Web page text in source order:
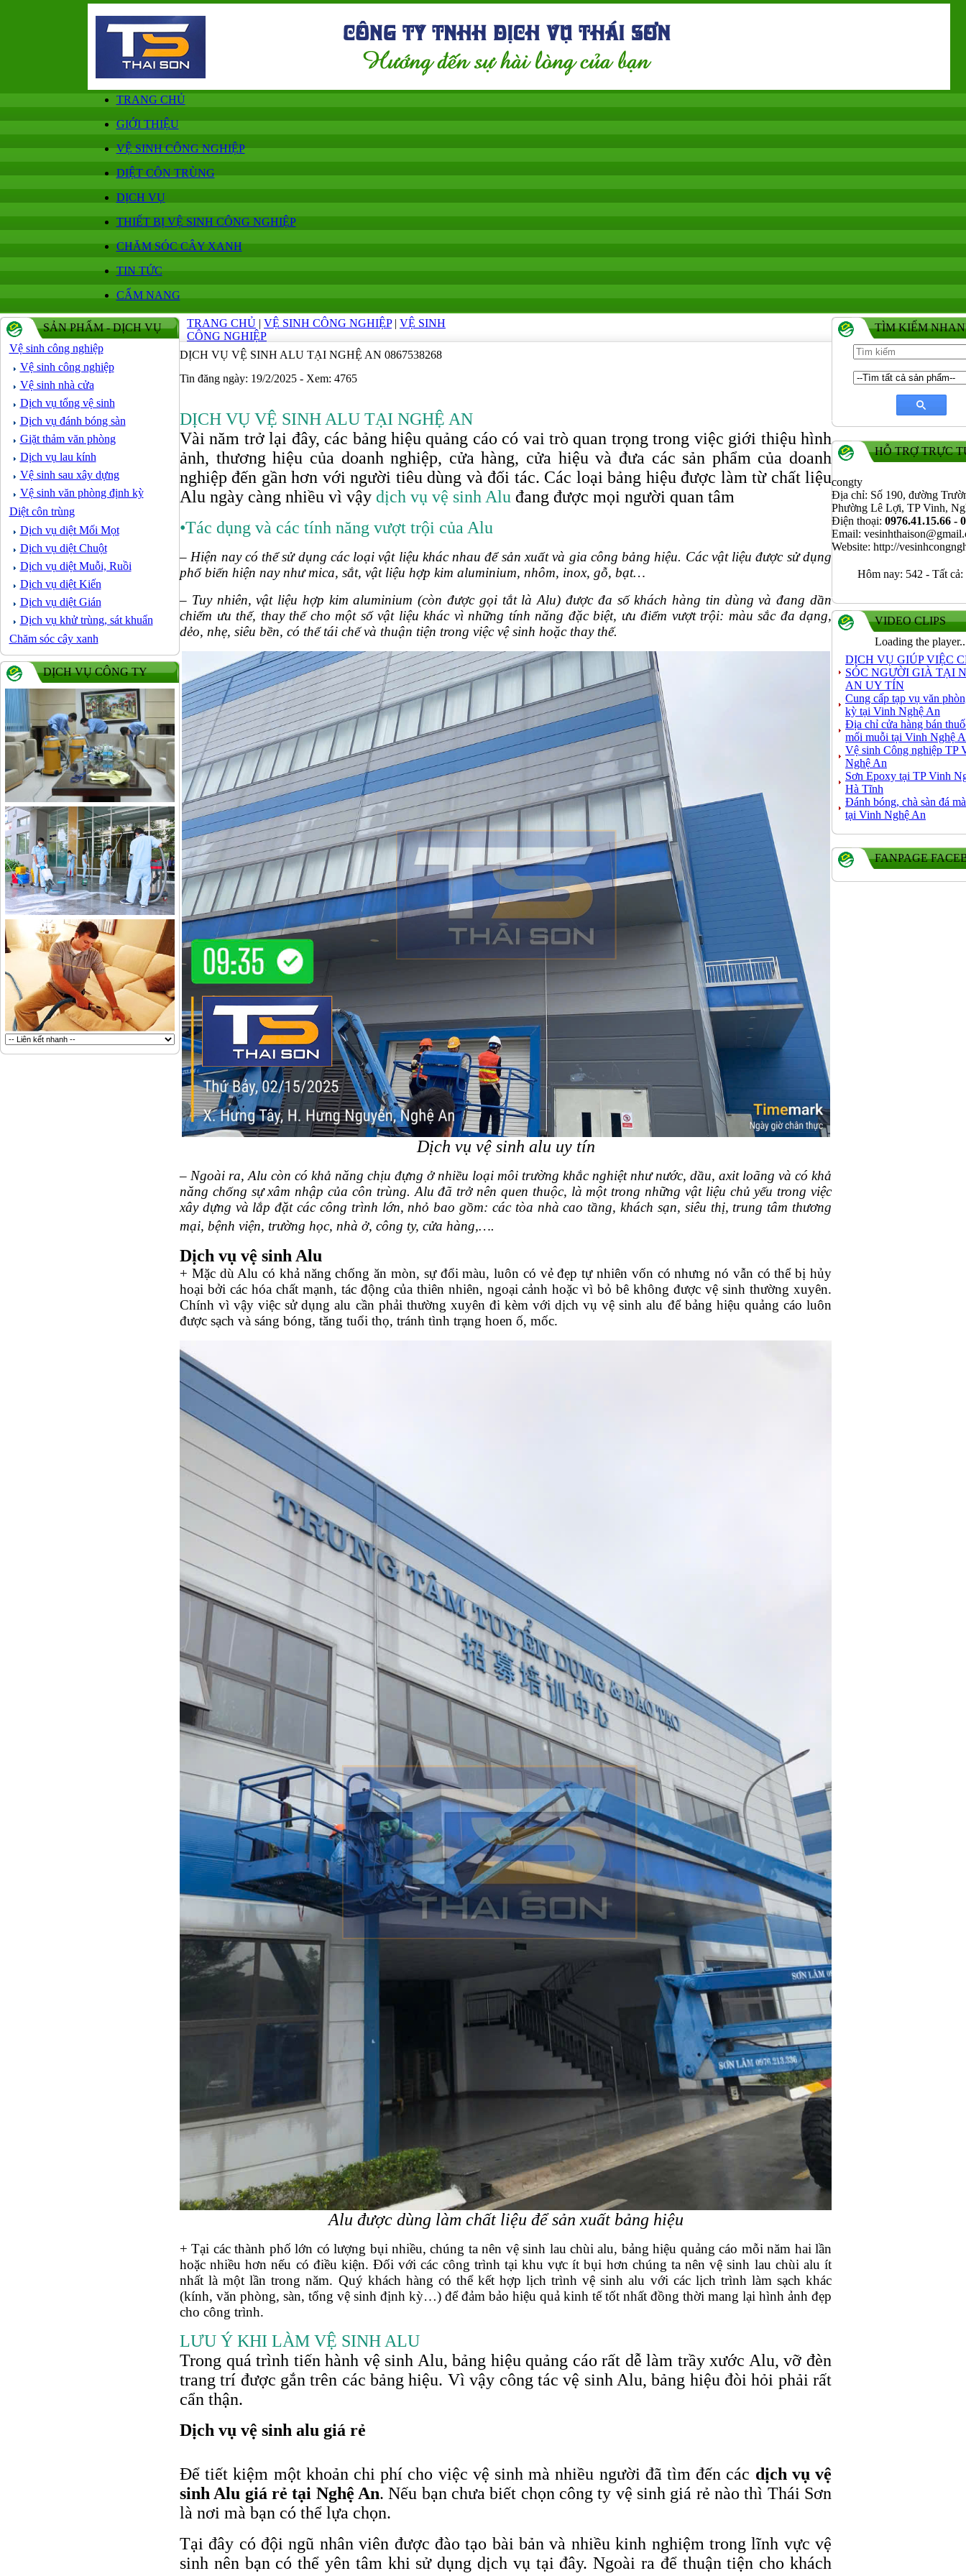
TRANG CHỦ
GIỚI THIỆU
VỆ SINH CÔNG NGHIỆP
DIỆT CÔN TRÙNG
DỊCH VỤ
THIẾT BỊ VỆ SINH CÔNG NGHIỆP
CHĂM SÓC CÂY XANH
TIN TỨC
CẨM NANG
SẢN PHẨM - DỊCH VỤ
Vệ sinh công nghiệp
Vệ sinh công nghiệp
Vệ sinh nhà cửa
Dịch vụ tổng vệ sinh
Dịch vụ đánh bóng sàn
Giặt thảm văn phòng
Dịch vụ lau kính
Vệ sinh sau xây dựng
Vệ sinh văn phòng định kỳ
Diệt côn trùng
Dịch vụ diệt Mối Mọt
Dịch vụ diệt Chuột
Dịch vụ diệt Muỗi, Ruồi
Dịch vụ diệt Kiến
Dịch vụ diệt Gián
Dịch vụ khử trùng, sát khuẩn
Chăm sóc cây xanh
DỊCH VỤ CÔNG TY
TRANG CHỦ | VỆ SINH CÔNG NGHIỆP| VỆ SINH
CÔNG NGHIỆP
DỊCH VỤ VỆ SINH ALU TẠI NGHỆ AN 0867538268
Tin đăng ngày: 19/2/2025 - Xem: 4765
DỊCH VỤ VỆ SINH ALU TẠI NGHỆ AN
Vài năm trở lại đây, các bảng hiệu quảng cáo có vai trò quan trọng trong việc giới thiệu hình
ảnh, thương hiệu của doanh nghiệp, cửa hàng, cửa hiệu và đưa các sản phẩm của doanh
nghiệp đến gần hơn với người tiêu dùng và đối tác. Các loại bảng hiệu được làm từ chất liệu
Alu ngày càng nhiều vì vậy dịch vụ vệ sinh Alu đang được mọi người quan tâm
•Tác dụng và các tính năng vượt trội của Alu
– Hiện nay có thể sử dụng các loại vật liệu khác nhau để sản xuất và gia công bảng hiệu. Các vật liệu được sử dụng
phổ biến hiện nay như mica, sắt, vật liệu hợp kim aluminium, nhôm, inox, gỗ, bạt…
– Tuy nhiên, vật liệu hợp kim aluminium (còn được gọi tắt là Alu) được đa số khách hàng tin dùng và đang dần
chiếm ưu thế, thay thế cho một số vật liệu khác vì những tính năng đặc biệt, ưu điểm vượt trội: màu sắc đa dạng,
dẻo, nhẹ, siêu bền, có thể tái chế và thuận tiện trong việc vệ sinh hoặc thay thế.
Dịch vụ vệ sinh alu uy tín
– Ngoài ra, Alu còn có khả năng chịu đựng ở nhiều loại môi trường khắc nghiệt như nước, dầu, axit loãng và có khả
năng chống sự xâm nhập của côn trùng. Alu đã trở nên quen thuộc, là một trong những vật liệu chủ yếu trong việc
xây dựng và lắp đặt các công trình lớn, nhỏ bao gồm: các tòa nhà cao tầng, khách sạn, siêu thị, trung tâm thương
mại, bệnh viện, trường học, nhà ở, công ty, cửa hàng,….
Dịch vụ vệ sinh Alu
+ Mặc dù Alu có khả năng chống ăn mòn, sự đổi màu, luôn có vẻ đẹp tự nhiên vốn có nhưng nó vẫn có thể bị hủy
hoại bởi các hóa chất mạnh, tác động của thiên nhiên, ngoại cảnh hoặc vì bỏ bê không được vệ sinh thường xuyên.
Chính vì vậy việc sử dụng alu cần phải thường xuyên đi kèm với dịch vụ vệ sinh alu để bảng hiệu quảng cáo luôn
được sạch và sáng bóng, tăng tuổi thọ, tránh tình trạng hoen ố, mốc.
Alu được dùng làm chất liệu để sản xuất bảng hiệu
+ Tại các thành phố lớn có lượng bụi nhiều, chúng ta nên vệ sinh lau chùi alu, bảng hiệu quảng cáo mỗi năm hai lần
hoặc nhiều hơn nếu có điều kiện. Đối với các công trình tại khu vực ít bụi hơn chúng ta nên vệ sinh lau chùi alu ít
nhất là một lần trong năm. Quý khách hàng có thể kết hợp lịch trình vệ sinh alu với các lịch trình làm sạch khác
(kính, văn phòng, sàn, tổng vệ sinh định kỳ…) để đảm bảo hiệu quả kinh tế tốt nhất đồng thời mang lại hình ảnh đẹp
cho công trình.
LƯU Ý KHI LÀM VỆ SINH ALU
Trong quá trình tiến hành vệ sinh Alu, bảng hiệu quảng cáo rất dễ làm trầy xước Alu, vỡ đèn
trang trí được gắn trên các bảng hiệu. Vì vậy công tác vệ sinh Alu, bảng hiệu đòi hỏi phải rất
cẩn thận.
Dịch vụ vệ sinh alu giá rẻ
Để tiết kiệm một khoản chi phí cho việc vệ sinh mà nhiều người đã tìm đến các dịch vụ vệ
sinh Alu giá rẻ tại Nghệ An. Nếu bạn chưa biết chọn công ty vệ sinh giá rẻ nào thì Thái Sơn
là nơi mà bạn có thể lựa chọn.
Tại đây có đội ngũ nhân viên được đào tạo bài bản và nhiều kinh nghiệm trong lĩnh vực vệ
sinh nên bạn có thể yên tâm khi sử dụng dịch vụ tại đây. Ngoài ra để thuận tiện cho khách
TÌM KIẾM
HỖ TRỢ TRỰC
congty
Địa chỉ: Số 190, đường
Phường Lê Lợi, TP Vinh,
Điện thoại: 0976.41.15.66 -
Email:
Website: http://
Hôm nay: 542 - Tất cả:
VIDEO CLIPS
Loading the
DỊCH VỤ GIÚP VIỆC
SÓC NGƯỜI GIÀ TẠI
AN UY TÍN
Cung cấp tạp vụ văn
kỳ tại Vinh Nghệ An
Địa chỉ cửa hàng bán
mối muỗi tại Vinh Nghệ
Vệ sinh Công nghiệp TP
Nghệ An
Sơn Epoxy tại TP Vinh
Hà Tĩnh
Đánh bóng, chà sàn đá
tại Vinh Nghệ An
FANPAGE